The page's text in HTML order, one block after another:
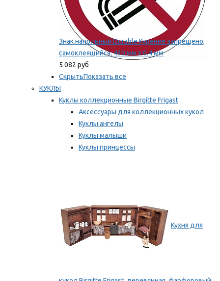
Знак напольный Durable Курение запрещено,
самоклеящийся, 430 мм х 0.4 мм
5 082 руб
СкрытьПоказать все
КУКЛЫ
Куклы коллекционные Birgitte Frigast
Аксессуары для коллекционных кукол
Куклы ангелы
Куклы малыши
Куклы принцессы
Кухня для